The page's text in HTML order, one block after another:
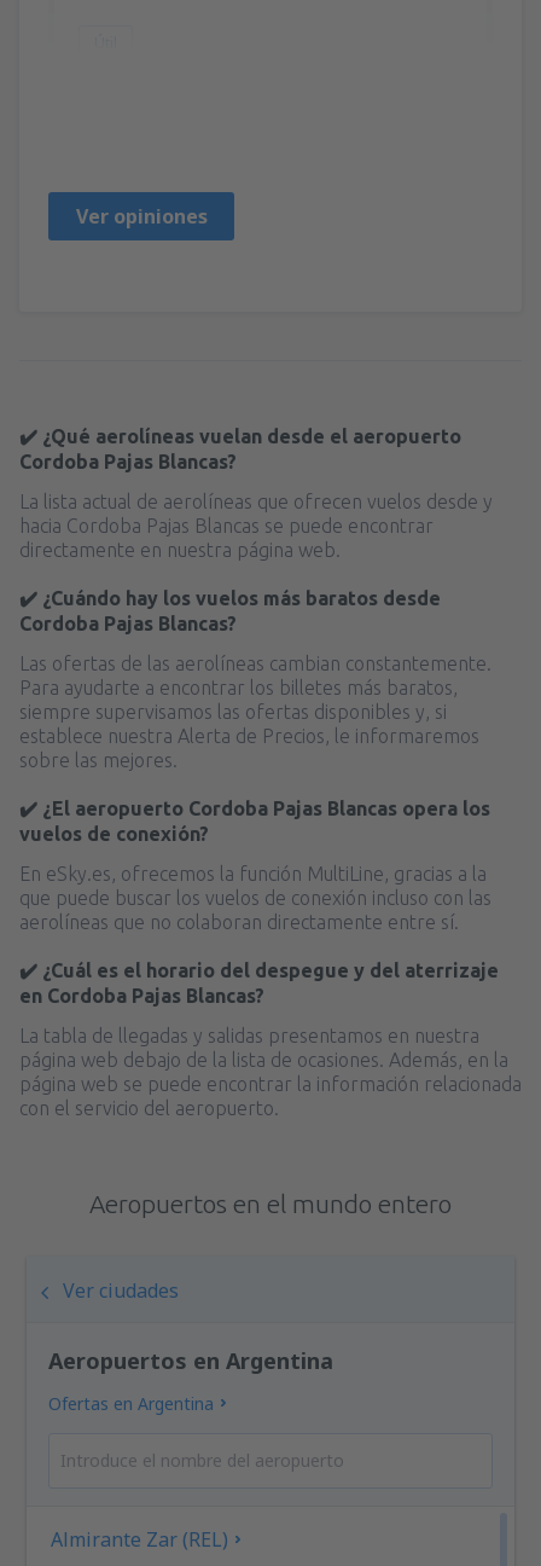
Ver opiniones
✔️ ¿Qué aerolíneas vuelan desde el aeropuerto
Cordoba Pajas Blancas?
La lista actual de aerolíneas que ofrecen vuelos desde y
hacia Cordoba Pajas Blancas se puede encontrar
directamente en nuestra página web.
✔️ ¿Cuándo hay los vuelos más baratos desde
Cordoba Pajas Blancas?
Las ofertas de las aerolíneas cambian constantemente.
Para ayudarte a encontrar los billetes más baratos,
siempre supervisamos las ofertas disponibles y, si
establece nuestra Alerta de Precios, le informaremos
sobre las mejores.
✔️ ¿El aeropuerto Cordoba Pajas Blancas opera los
vuelos de conexión?
En eSky.es, ofrecemos la función MultiLine, gracias a la
que puede buscar los vuelos de conexión incluso con las
aerolíneas que no colaboran directamente entre sí.
✔️ ¿Cuál es el horario del despegue y del aterrizaje
en Cordoba Pajas Blancas?
La tabla de llegadas y salidas presentamos en nuestra
página web debajo de la lista de ocasiones. Además, en la
página web se puede encontrar la información relacionada
con el servicio del aeropuerto.
Aeropuertos en el mundo entero
Ver ciudades
Aeropuertos en Argentina
Ofertas en Argentina
Almirante Zar (REL)